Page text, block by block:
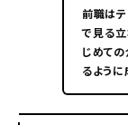
前職は
で見る
じめての
るように